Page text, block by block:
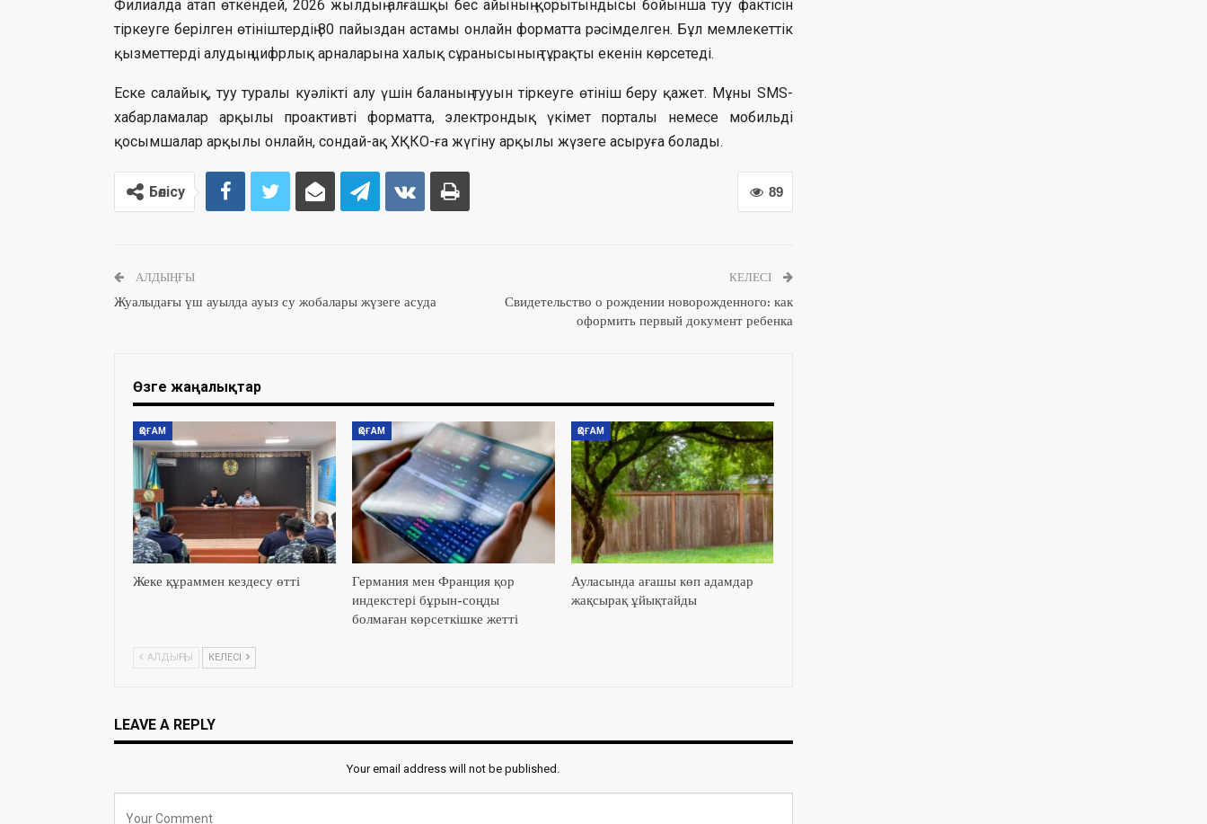
Филиалда атап өткендей, 2026 жылдың алғашқы бес айының қорытындысы бойынша туу фактісін
тіркеуге берілген өтініштердің 80 пайыздан астамы онлайн форматта рәсімделген. Бұл мемлекеттік
қызметтерді алудың цифрлық арналарына халық сұранысының тұрақты екенін көрсетеді.
Еске салайық, туу туралы куәлікті алу үшін баланың тууын тіркеуге өтініш беру қажет. Мұны SMS-
хабарламалар арқылы проактивті форматта, электрондық үкімет порталы немесе мобильді
қосымшалар арқылы онлайн, сондай-ақ ХҚКО-ға жүгіну арқылы жүзеге асыруға болады.
89
Бөлісу
АЛДЫҢҒЫ
Жуалыдағы үш ауылда ауыз су жобалары жүзеге асуда
КЕЛЕСІ
Свидетельство о рождении новорожденного: как
оформить первый документ ребенка
Өзге жаңалықтар
ҚОҒАМ
Жеке құраммен кездесу өтті
ҚОҒАМ
Германия мен Франция қор
индекстері бұрын-соңды
болмаған көрсеткішке жетті
ҚОҒАМ
Ауласында ағашы көп адамдар
жақсырақ ұйықтайды
АЛДЫҢҒЫ КЕЛЕСІ
LEAVE A REPLY
Your email address will not be published.